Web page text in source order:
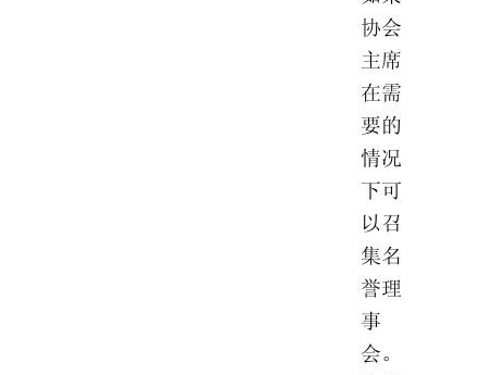
协会
主席
在需
要的
情况
下可
以召
集名
誉理
事
会。